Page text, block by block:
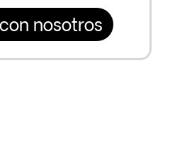
nosotros